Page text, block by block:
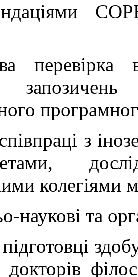
з
колегіями
наукові та
докторів